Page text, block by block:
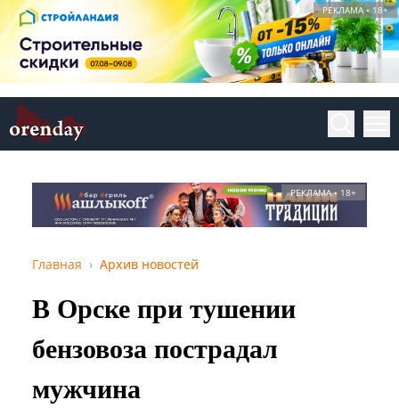
РЕКЛАМА • 18+
РЕКЛАМА • 18+
Главная Архив новостей
В Орске при тушении
бензовоза пострадал
мужчина